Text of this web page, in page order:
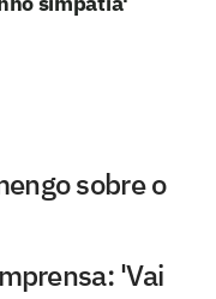
sobre o
'Vai